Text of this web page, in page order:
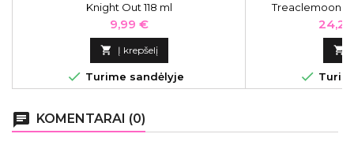
Knight Out 118 ml
Kaina
9,99 €
 Į krepšelį
 Turime sandėlyje
Treaclemoon
Kaina


chat KOMENTARAI (0)